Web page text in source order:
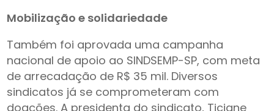
Mobilização e solidariedade
Também foi aprovada uma campanha
nacional de apoio ao SINDSEMP-SP, com meta
de arrecadação de R$ 35 mil. Diversos
sindicatos já se comprometeram com
doações. A presidenta do sindicato, Ticiane